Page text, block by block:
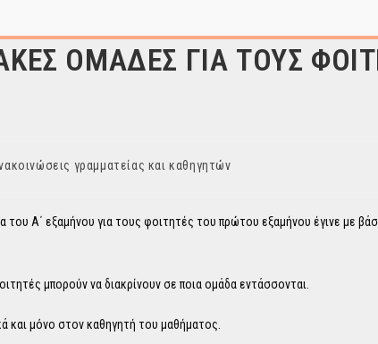
ΟΜΑΔΕΣ ΓΙΑ ΤΟΥΣ
γραμματείας και καθηγητών
Α΄ εξαμήνου για τους φοιτητές του πρώτου εξαμήνου έγινε με
μπορούν να διακρίνουν σε ποια ομάδα εντάσσονται.
και μόνο στον καθηγητή του μαθήματος.